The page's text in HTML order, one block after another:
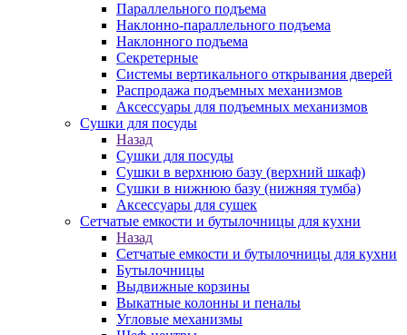
Параллельного подъема
Наклонно-параллельного подъема
Наклонного подъема
Секретерные
Системы вертикального открывания дверей
Распродажа подъемных механизмов
Аксессуары для подъемных механизмов
Сушки для посуды
Назад
Сушки для посуды
Сушки в верхнюю базу (верхний шкаф)
Сушки в нижнюю базу (нижняя тумба)
Аксессуары для сушек
Сетчатые емкости и бутылочницы для кухни
Назад
Сетчатые емкости и бутылочницы для кухни
Бутылочницы
Выдвижные корзины
Выкатные колонны и пеналы
Угловые механизмы